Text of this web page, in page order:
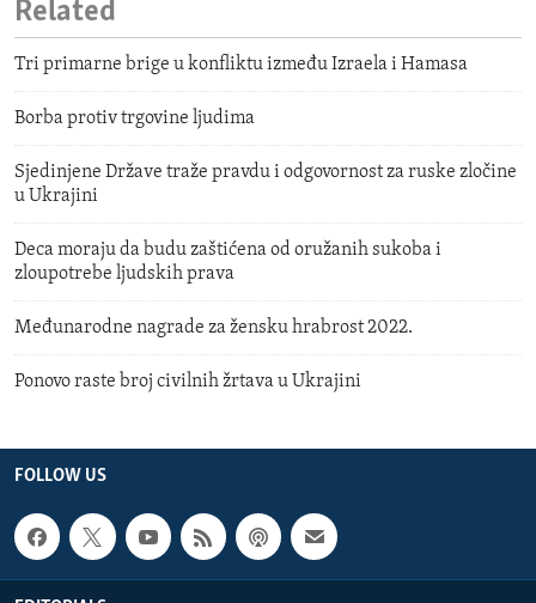
Related
Tri primarne brige u konfliktu između Izraela i Hamasa
Borba protiv trgovine ljudima
Sjedinjene Države traže pravdu i odgovornost za ruske zločine
u Ukrajini
Deca moraju da budu zaštićena od oružanih sukoba i
zloupotrebe ljudskih prava
Međunarodne nagrade za žensku hrabrost 2022.
Ponovo raste broj civilnih žrtava u Ukrajini
FOLLOW US